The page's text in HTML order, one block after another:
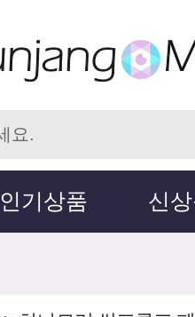
인기상품 신